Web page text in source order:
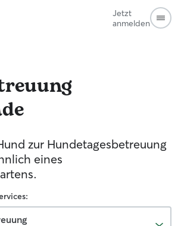
Jetzt
anmelden
zur Hundetagesbetreuung
eines